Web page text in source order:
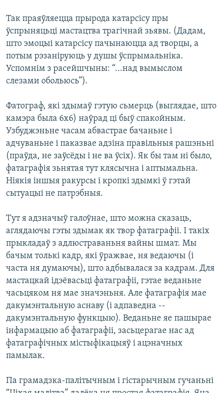
Так праяўляецца прырода катарсісу пры
ўспрыняцьці мастацтва трагічнай зьявы. (Дадам,
што эмоцыі катарсісу пачынаюцца ад творцы, а
потым рэзаніруюць у душы ўспрымальніка.
Успомнім з расейшчыны: “...над вымыслом
слезами обольюсь”).
Фатограф, які здымаў гэтую сьмерць (выглядае, што
камэра была 6х6) наўрад ці быў спакойным.
Узбуджэньне часам абвастрае бачаньне і
адчуваньне і паказвае адзіна правільныя рашэньні
(праўда, не заўсёды і не ва ўсіх). Як бы там ні было,
фатаграфія зьнятая тут клясычна і аптымальна.
Ніякія іншыя ракурсы і кропкі здымкі ў гэтай
сытуацыі не патрэбныя.
Тут я адзначыў галоўнае, што можна сказаць,
аглядаючы гэты здымак як твор фатаграфіі. І такіх
прыкладаў з адлюстраваньня вайны шмат. Мы
бачым толькі кадр, які ўражвае, ня ведаючы (і
часта ня думаючы), што адбывалася за кадрам. Для
мастацкай ідэёвасьці фатаграфіі, гэтае веданьне
часьцяком ня мае значэньня. Але фатаграфія мае
дакумэнтальную аснаву (і адпаведна --
дакумэнтальную функцыю). Веданьне яе пашырае
інфармацыю аб фатаграфіі, засьцерагае нас ад
фатаграфічных містыфікацыяў і ацэначных
памылак.
Па грамадзка-палітычным і гістарычным гучаньні